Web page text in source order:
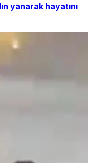
yanarak hayatını